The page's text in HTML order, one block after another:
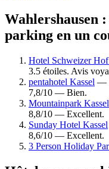
Wahlershausen
parking en un
Hotel Schweizer
3.5 étoiles. Avis
pentahotel Kassel —
7,8/10 — Bien.
Mountainpark Kassel
8,8/10 — Excellent.
Sunday Hotel Kassel
8,6/10 — Excellent.
3 Person Holiday